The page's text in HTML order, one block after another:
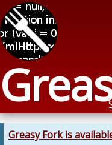
Greasy Fork is